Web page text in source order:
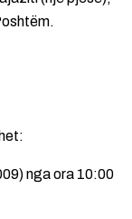
nga ora 10:00